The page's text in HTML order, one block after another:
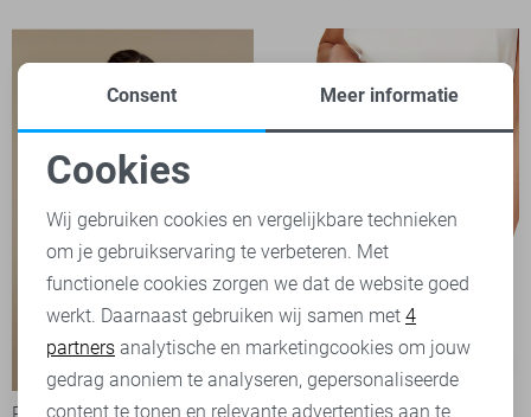
Noodzakelijke cookies
Personalisatie cookies
Analytische cookies
Marketing cookies
Consent Meer informatie
Cookies
Wij gebruiken cookies en vergelijkbare technieken
om je gebruikservaring te verbeteren. Met
functionele cookies zorgen we dat de website goed
werkt. Daarnaast gebruiken wij samen met 4
partners analytische en marketingcookies om jouw
gedrag anoniem te analyseren, gepersonaliseerde
content te tonen en relevante advertenties aan te